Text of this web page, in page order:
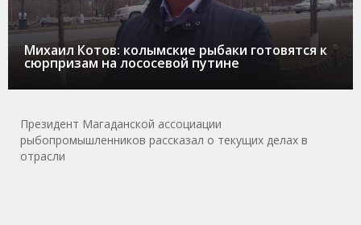
Михаил Котов: колымские рыбаки готовятся к
сюрпризам на лососевой путине
Президент Магаданской ассоциации
рыбопромышленников рассказал о текущих делах в
отрасли